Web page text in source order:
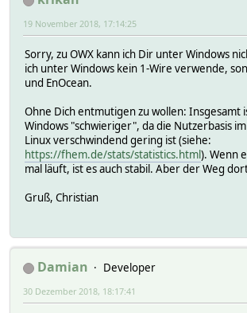
19 November 2018, 17:14:25
Sorry, zu OWX kann ich Dir unter Windows
ich unter Windows kein 1-Wire verwende,
und EnOcean.
Ohne Dich entmutigen zu wollen: Insgesamt
Windows "schwieriger", da die Nutzerbasis
Linux verschwindend gering ist (siehe:
https://fhem.de/stats/statistics.html). Wenn
mal läuft, ist es auch stabil. Aber der Weg
Gruß, Christian
Damian
Developer
30 Dezember 2018, 18:17:41